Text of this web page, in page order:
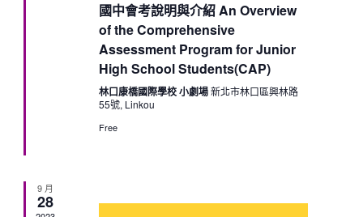
國中會考說明與介紹 An Overview
of the Comprehensive
Assessment Program for Junior
High School Students(CAP)
林口康橋國際學校 小劇場新北市林口區興林路
55號, Linkou
Free
9 月
28